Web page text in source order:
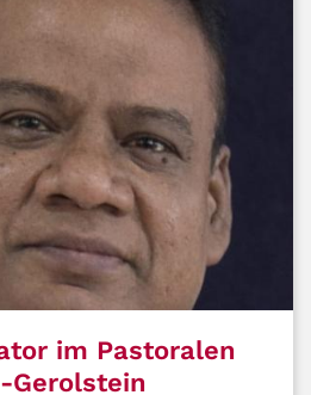
im Pastoralen
Gerolstein